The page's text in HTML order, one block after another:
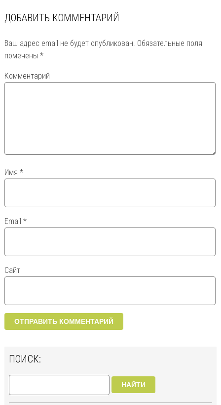
ДОБАВИТЬ КОММЕНТАРИЙ
Ваш адрес email не будет опубликован. Обязательные поля
помечены *
Комментарий
Имя *
Email *
Сайт
ПОИСК:
НАЙТИ